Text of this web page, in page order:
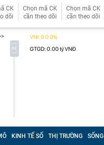
CK
dõi
Chọn mã CK
cần theo dõi
Chọn mã CK
cần theo dõi
KINH TẾ SỐ THỊ TRƯỜNG SỐNG